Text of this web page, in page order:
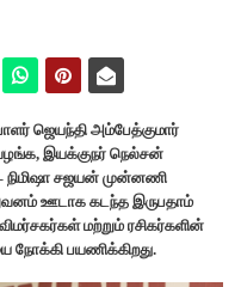
ஜெயந்தி அம்பேத்குமார்
வழங்க, இயக்குநர் நெல்சன்
நிமிஷா சஜயன் முன்னணி
ஊடாக கடந்த இருபதாம்
மற்றும் ரசிகர்களின்
நோக்கி பயணிக்கிறது.